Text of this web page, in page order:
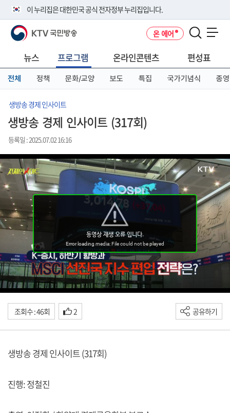
이 누리집은 대한민국 공식 전자정부 누리집입니다.
공식 누리집 주소 확인하기
니다.
이밖에 or.kr 또는 .kr등 다른 도메인 주소를 사용하고 있다면 아래 URL에
서 도메인 주소를 확인해 보세요
KTV 국민방송 온 에어
뉴스 프로그램 온라인콘텐츠 편성표
전체 정책 문화/교양 보도 특집 국가기념식 종영
생방송 경제 인사이트
생방송 경제 인사이트 (317회)
등록일 : 2025.07.02 16:16
조회수 : 46회 2 공유하기
생방송 경제 인사이트 (317회)
진행: 정철진